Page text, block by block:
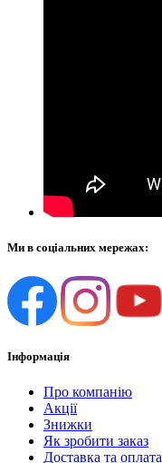
Ми в соціальних мережах:
Інформація
Про компанію
Акції
Знижки
Як зробити заказ
Доставка та оплата